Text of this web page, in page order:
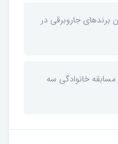
برندهای جاروبرقی در
خانوادگی سه